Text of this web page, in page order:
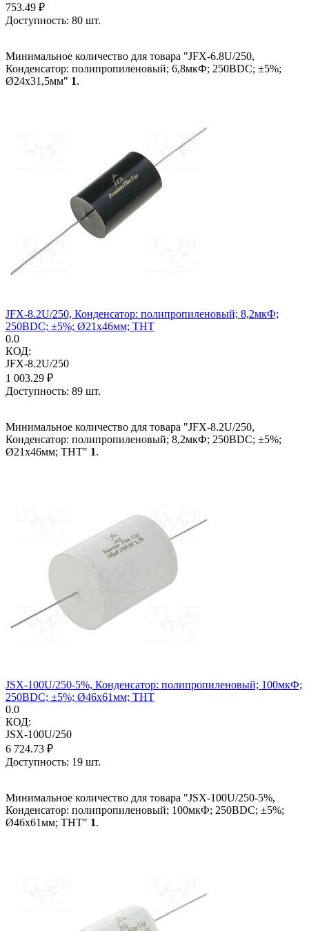
753.49 ₽
Доступность: 80 шт.
Минимальное количество для товара "JFX-6.8U/250,
Конденсатор: полипропиленовый; 6,8мкФ; 250ВDC; ±5%;
Ø24x31,5мм" 1.
JFX-8.2U/250, Конденсатор: полипропиленовый; 8,2мкФ;
250ВDC; ±5%; Ø21x46мм; THT
0.0
КОД:
JFX-8.2U/250
1 003.29 ₽
Доступность: 89 шт.
Минимальное количество для товара "JFX-8.2U/250,
Конденсатор: полипропиленовый; 8,2мкФ; 250ВDC; ±5%;
Ø21x46мм; THT" 1.
JSX-100U/250-5%, Конденсатор: полипропиленовый; 100мкФ;
250ВDC; ±5%; Ø46x61мм; THT
0.0
КОД:
JSX-100U/250
6 724.73 ₽
Доступность: 19 шт.
Минимальное количество для товара "JSX-100U/250-5%,
Конденсатор: полипропиленовый; 100мкФ; 250ВDC; ±5%;
Ø46x61мм; THT" 1.